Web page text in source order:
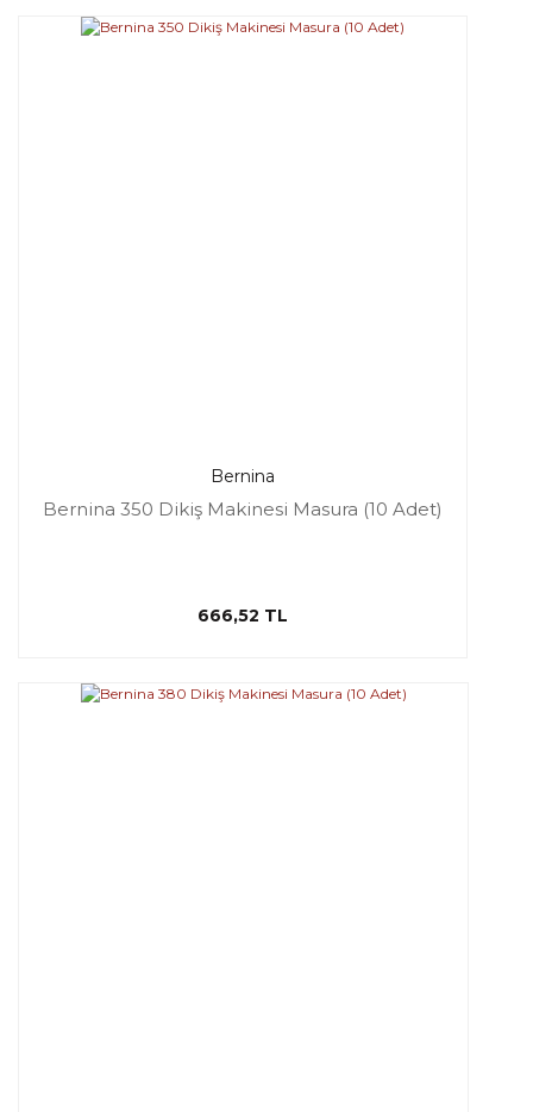
Bernina
Bernina 350 Dikiş Makinesi Masura (10 Adet)
666,52 TL